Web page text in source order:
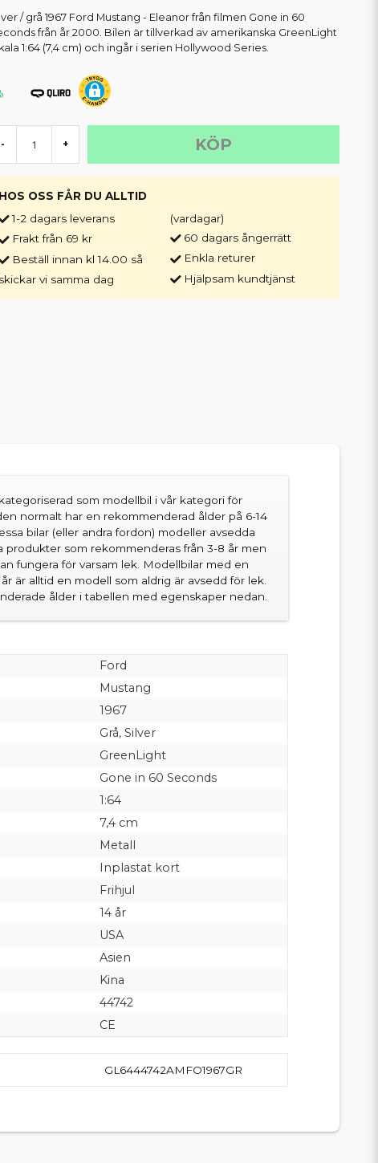
/ grå 1967 Ford Mustang - Eleanor från filmen Gone in 60
från år 2000. Bilen är tillverkad av amerikanska GreenLight
1:64 (7,4 cm) och ingår i serien Hollywood Series.
- + KÖP
HOS OSS FÅR DU ALLTID
1-2 dagars leverans
Frakt från 69 kr
Beställ innan kl 14.00 så
skickar vi samma dag
(vardagar)
60 dagars ångerrätt
Enkla returer
Hjälpsam kundtjänst
som modellbil i vår kategori för
normalt har en rekommenderad ålder på 6-14
bilar (eller andra fordon) modeller avsedda
produkter som rekommenderas från 3-8 år men
fungera för varsam lek. Modellbilar med en
är alltid en modell som aldrig är avsedd för lek.
ålder i tabellen med egenskaper nedan.
Ford
Mustang
1967
Grå, Silver
GreenLight
Gone in 60 Seconds
1:64
7,4 cm
Metall
Inplastat kort
Frihjul
14 år
USA
Asien
Kina
44742
CE
GL6444742AMFO1967GR